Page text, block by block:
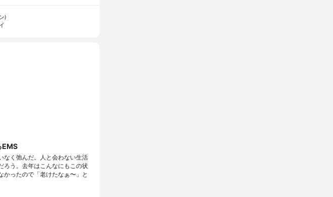
)
EMS
なく弛んだ。人と会わない生活
ろう。去年はこんなにもこの状
かったので「老けたなぁ〜」と